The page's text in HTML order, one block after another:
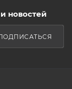
новостей